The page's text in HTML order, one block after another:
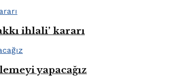
ihlali’ kararı
yapacağız